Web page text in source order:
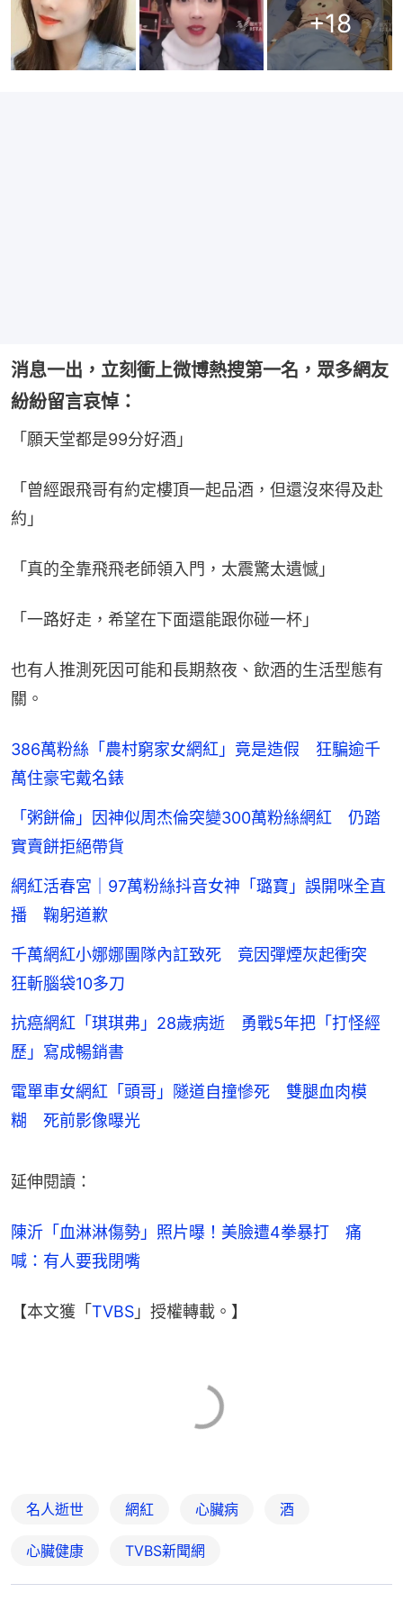
+18
消息一出，立刻衝上微博熱搜第一名，眾多網友
紛紛留言哀悼：
「願天堂都是99分好酒」
「曾經跟飛哥有約定樓頂一起品酒，但還沒來得及赴
約」
「真的全靠飛飛老師領入門，太震驚太遺憾」
「一路好走，希望在下面還能跟你碰一杯」
也有人推測死因可能和長期熬夜、飲酒的生活型態有
關。
386萬粉絲「農村窮家女網紅」竟是造假 狂騙逾千
萬住豪宅戴名錶
「粥餅倫」因神似周杰倫突變300萬粉絲網紅 仍踏
實賣餅拒絕帶貨
網紅活春宮｜97萬粉絲抖音女神「璐寶」誤開咪全直
播 鞠躬道歉
千萬網紅小娜娜團隊內訌致死 竟因彈煙灰起衝突
狂斬腦袋10多刀
抗癌網紅「琪琪弗」28歲病逝 勇戰5年把「打怪經
歷」寫成暢銷書
電單車女網紅「頭哥」隧道自撞慘死 雙腿血肉模
糊 死前影像曝光
延伸閱讀：
陳沂「血淋淋傷勢」照片曝！美臉遭4拳暴打　痛
喊：有人要我閉嘴
【本文獲「 TVBS 」授權轉載。】
名人逝世 網紅 心臟病 酒
心臟健康 TVBS新聞網